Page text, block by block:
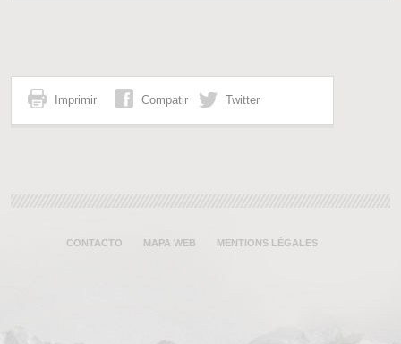
Imprimir Compatir Twitter
CONTACTO MAPA WEB MENTIONS LÉGALES